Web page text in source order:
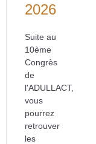
2026
Suite au
10ème
Congrès
de
l'ADULLACT,
vous
pourrez
retrouver
les